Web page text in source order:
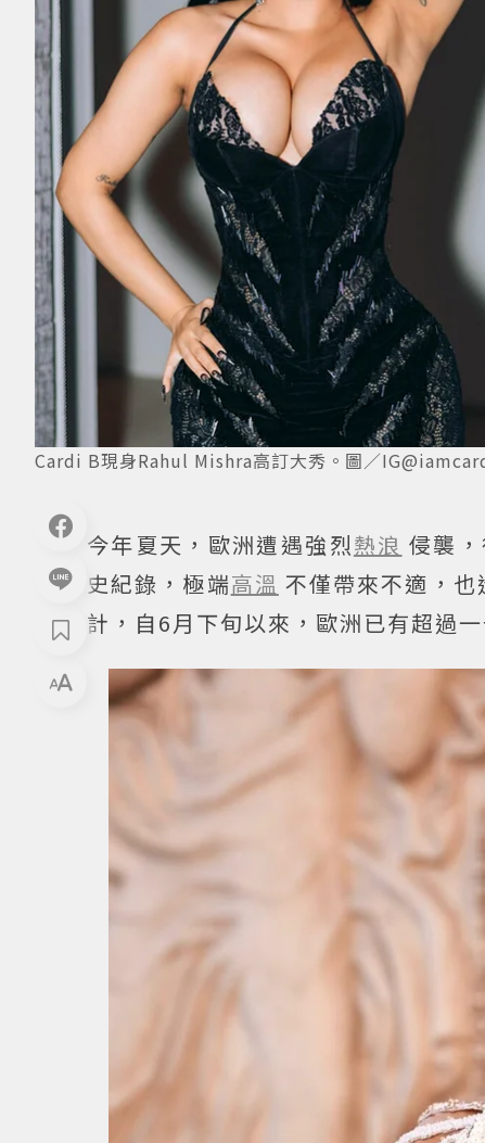
Cardi B現身Rahul Mishra高訂大秀。圖／
今年夏天，歐洲遭遇強烈熱浪 侵襲
史紀錄，極端高溫 不僅帶來不適，
計，自6月下旬以來，歐洲已有超過